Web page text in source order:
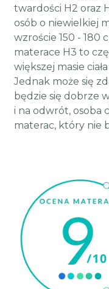
twardości H2 oraz
osób o niewielkiej
wzroście 150 - 180
materace H3 to
większej masie
Jednak może się
będzie się dobrze
i na odwrót, osoba
materac, który nie